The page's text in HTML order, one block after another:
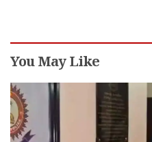
You May Like